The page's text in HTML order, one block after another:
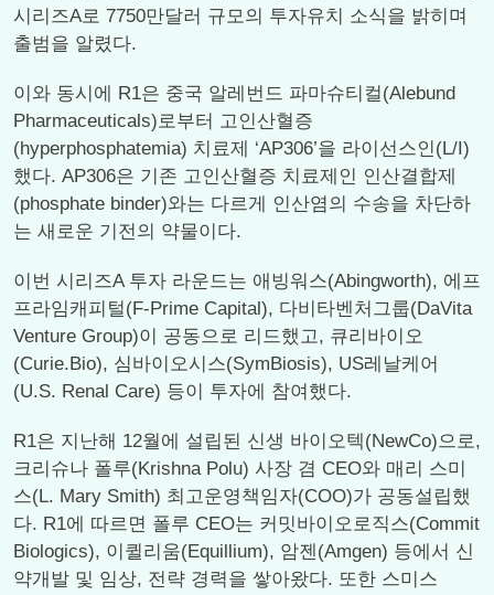
시리즈A로 7750만달러 규모의 투자유치 소식을 밝히며
출범을 알렸다.
이와 동시에 R1은 중국 알레번드 파마슈티컬(Alebund
Pharmaceuticals)로부터 고인산혈증
(hyperphosphatemia) 치료제 ‘AP306’을 라이선스인(L/I)
했다. AP306은 기존 고인산혈증 치료제인 인산결합제
(phosphate binder)와는 다르게 인산염의 수송을 차단하
는 새로운 기전의 약물이다.
이번 시리즈A 투자 라운드는 애빙워스(Abingworth), 에프
프라임캐피털(F-Prime Capital), 다비타벤처그룹(DaVita
Venture Group)이 공동으로 리드했고, 큐리바이오
(Curie.Bio), 심바이오시스(SymBiosis), US레날케어
(U.S. Renal Care) 등이 투자에 참여했다.
R1은 지난해 12월에 설립된 신생 바이오텍(NewCo)으로,
크리슈나 폴루(Krishna Polu) 사장 겸 CEO와 매리 스미
스(L. Mary Smith) 최고운영책임자(COO)가 공동설립했
다. R1에 따르면 폴루 CEO는 커밋바이오로직스(Commit
Biologics), 이퀼리움(Equillium), 암젠(Amgen) 등에서 신
약개발 및 임상, 전략 경력을 쌓아왔다. 또한 스미스